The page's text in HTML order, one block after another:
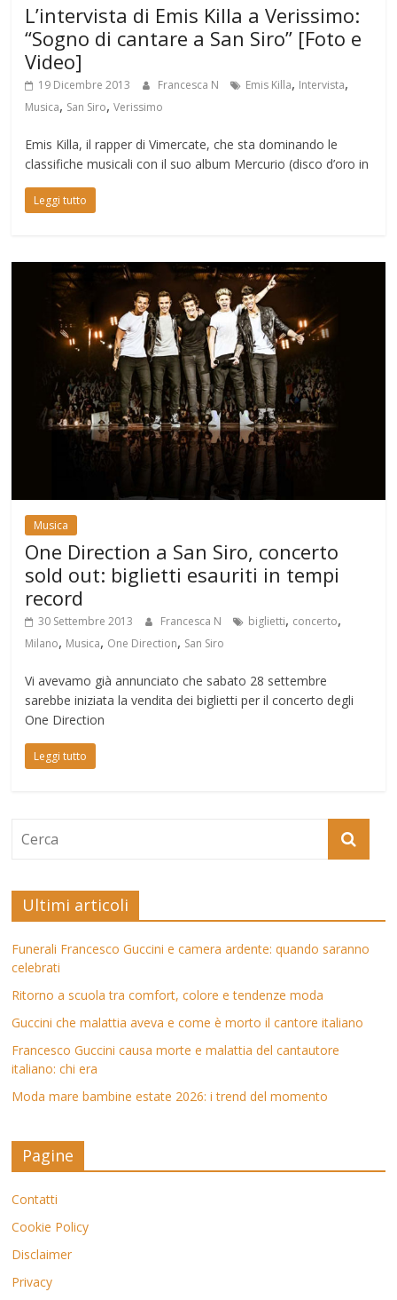
L’intervista di Emis Killa a Verissimo:
“Sogno di cantare a San Siro” [Foto e
Video]
19 Dicembre 2013 Francesca N Emis Killa, Intervista,
Musica, San Siro,Verissimo
Emis Killa, il rapper di Vimercate, che sta dominando le
classifiche musicali con il suo album Mercurio (disco d’oro in
Leggi tutto
Musica
One Direction a San Siro, concerto
sold out: biglietti esauriti in tempi
record
30 Settembre 2013 Francesca N biglietti, concerto,
Milano, Musica, One Direction, San Siro
Vi avevamo già annunciato che sabato 28 settembre
sarebbe iniziata la vendita dei biglietti per il concerto degli
One Direction
Leggi tutto
Ultimi articoli
Funerali Francesco Guccini e camera ardente: quando saranno
celebrati
Ritorno a scuola tra comfort, colore e tendenze moda
Guccini che malattia aveva e come è morto il cantore italiano
Francesco Guccini causa morte e malattia del cantautore
italiano: chi era
Moda mare bambine estate 2026: i trend del momento
Pagine
Contatti
Cookie Policy
Disclaimer
Privacy